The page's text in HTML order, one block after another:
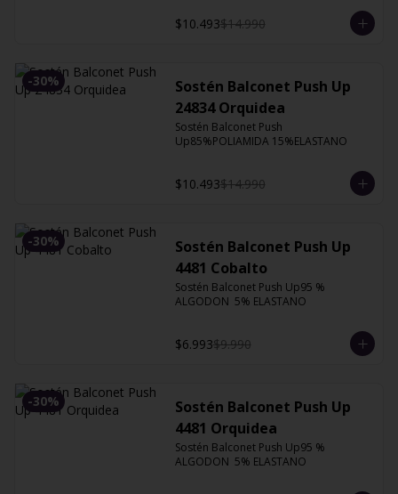
$10.493$14.990
-30%
Sostén Balconet Push Up
24834 Orquidea
Sostén Balconet Push
Up85%POLIAMIDA 15%ELASTANO
$10.493$14.990
-30%
Sostén Balconet Push Up
4481 Cobalto
Sostén Balconet Push Up95 %
ALGODON  5% ELASTANO
$6.993$9.990
-30%
Sostén Balconet Push Up
4481 Orquidea
Sostén Balconet Push Up95 %
ALGODON  5% ELASTANO